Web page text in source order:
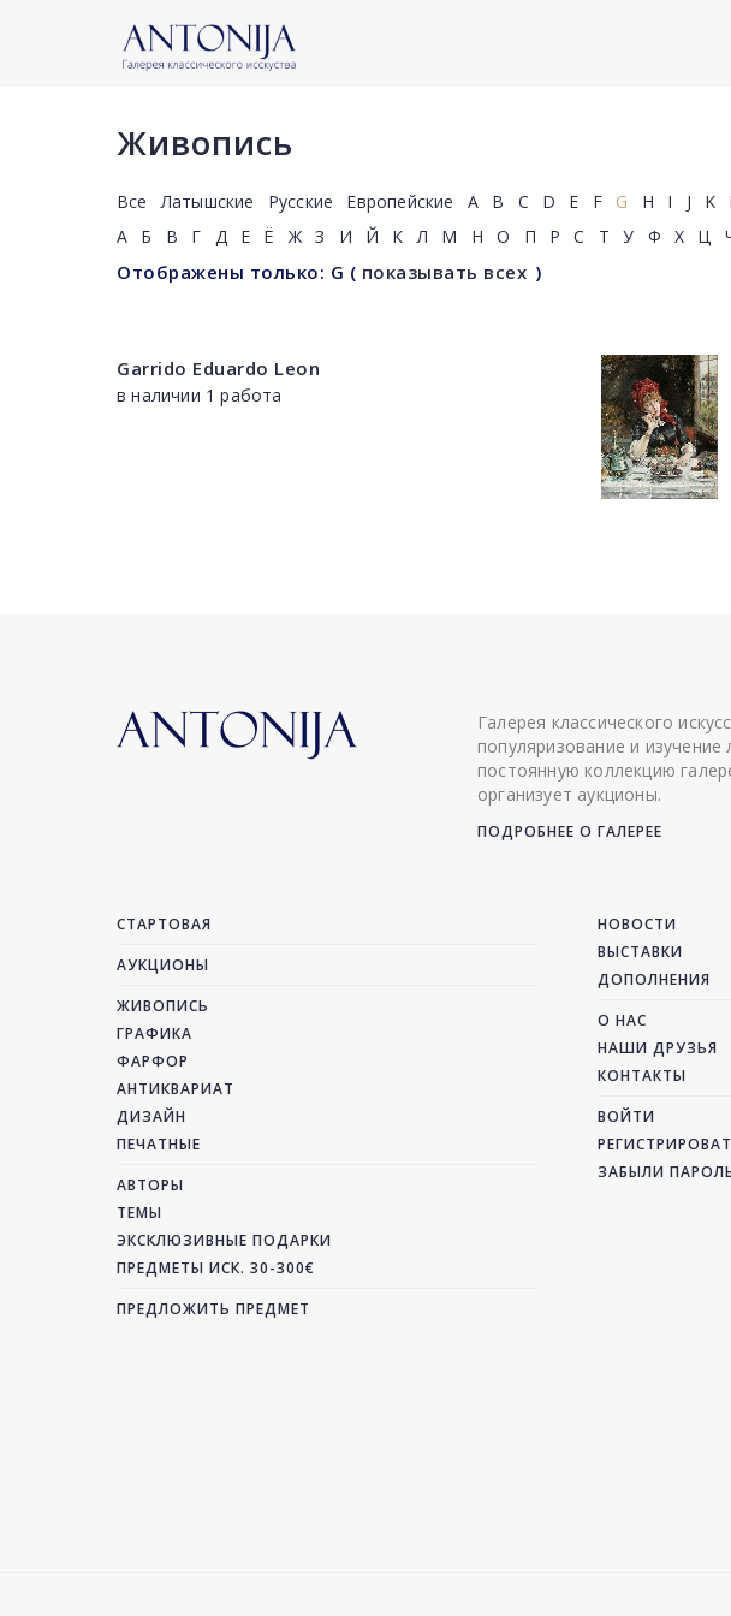
Живопись
Все Латышские Русские Европейские A B C D E F G H I J K
А
Б В Г Д Е Ё Ж З И Й К Л М Н О П Р С Т У Ф Х Ц
Отображены только: G ( показывать всех )
Garrido Eduardo Leon
в наличии 1 работа
Галерея классического
популяризование и
постоянную коллекцию
организует аукционы.
ПОДРОБНЕЕ О ГАЛЕРЕЕ
СТАРТОВАЯ
АУКЦИОНЫ
ЖИВОПИСЬ
ГРАФИКА
ФАРФОР
АНТИКВАРИАТ
ДИЗАЙН
ПЕЧАТНЫЕ
АВТОРЫ
ТЕМЫ
ЭКСКЛЮЗИВНЫЕ ПОДАРКИ
ПРЕДМЕТЫ ИСК. 30-300€
ПРЕДЛОЖИТЬ ПРЕДМЕТ
НОВОСТИ
ВЫСТАВКИ
ДОПОЛНЕНИЯ
О НАС
НАШИ ДРУЗЬЯ
КОНТАКТЫ
ВОЙТИ
ЗАБЫЛИ